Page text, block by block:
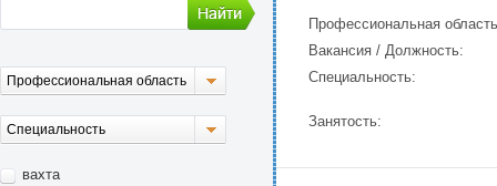
Профессиональная область
Специальность
вахта
Профессиональная
Вакансия / Должность:
Специальность:
Занятость: